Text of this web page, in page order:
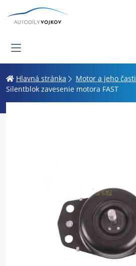
Hlavná stránka Motor a jeho časti
Silentblok zavesenie motora FAST